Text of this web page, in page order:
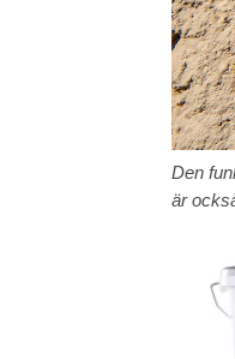
Den
är